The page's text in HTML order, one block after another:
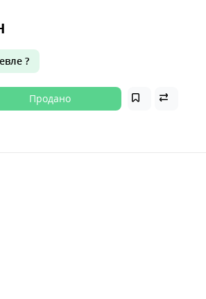
?
Продано